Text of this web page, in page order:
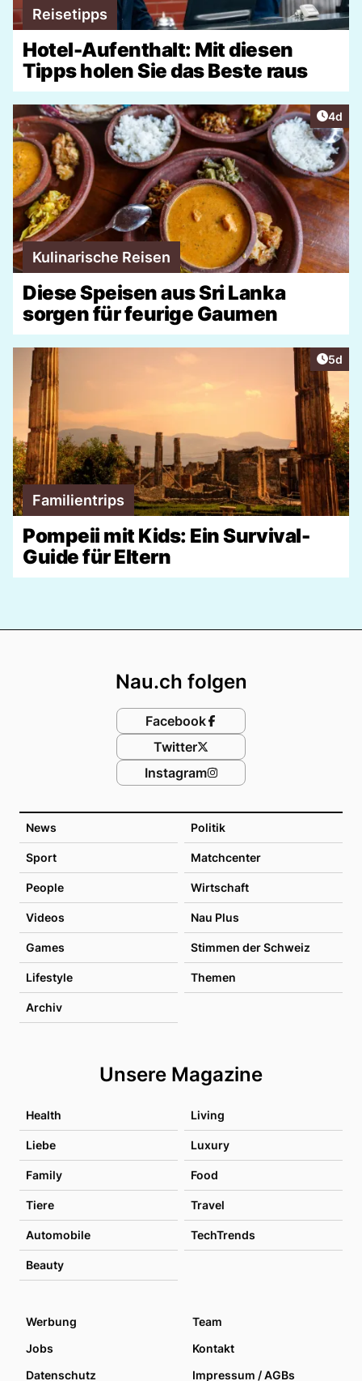
Reisetipps
Hotel-Aufenthalt: Mit diesen
Tipps holen Sie das Beste raus
4d
Kulinarische Reisen
Diese Speisen aus Sri Lanka
sorgen für feurige Gaumen
5d
Familientrips
Pompeii mit Kids: Ein Survival-
Guide für Eltern
News Politik
Sport Matchcenter
People Wirtschaft
Videos Nau Plus
Games Stimmen der Schweiz
Lifestyle Themen
Archiv
Unsere Magazine
Health Living
Liebe Luxury
Family Food
Tiere Travel
Automobile TechTrends
Beauty
Nau.ch folgen
Facebook
Twitter
Instagram
Werbung
Team
Jobs
Kontakt
Datenschutz
Impressum / AGBs